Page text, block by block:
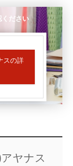
ださい
スの詳
ヤナス